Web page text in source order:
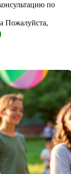
по
Пожалуйста,